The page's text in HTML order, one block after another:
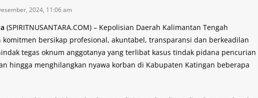
2024, 11:06 am
(SPIRITNUSANTARA.COM) – Kepolisian Daerah Kalimantan Tengah
komitmen bersikap profesional, akuntabel, transparansi dan berkeadilan
tegas oknum anggotanya yang terlibat kasus tindak pidana pencurian
hingga menghilangkan nyawa korban di Kabupaten Katingan beberapa